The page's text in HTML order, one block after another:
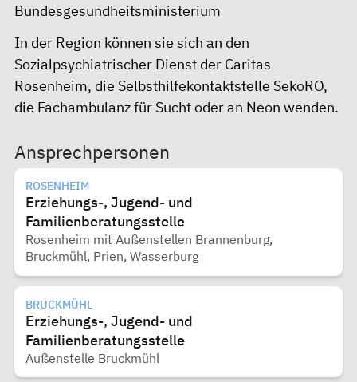
Bundesgesundheitsministerium
In der Region können sie sich an den
Sozialpsychiatrischer Dienst der Caritas
Rosenheim, die Selbsthilfekontaktstelle SekoRO,
die Fachambulanz für Sucht oder an Neon wenden.
Ansprechpersonen
ROSENHEIM
Erziehungs-, Jugend- und
Familienberatungsstelle
Rosenheim mit Außenstellen Brannenburg,
Bruckmühl, Prien, Wasserburg
BRUCKMÜHL
Erziehungs-, Jugend- und
Familienberatungsstelle
Außenstelle Bruckmühl